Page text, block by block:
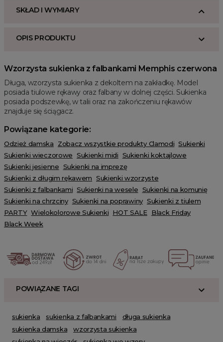
SKŁAD I WYMIARY
OPIS PRODUKTU
Wzorzysta sukienka z falbankami Memphis czerwona
Długa, wzorzysta sukienka z dekoltem na zakładkę. Model
posiada tiulowe rękawy oraz falbany w dolnej części. Sukienka
posiada podszewkę, w talii oraz na zakończeniu rękawów
znajduje się ściągacz.
Powiązane kategorie:
Odzież damska Zobacz wszystkie produkty Clamodi Sukienki
Sukienki wieczorowe Sukienki midi Sukienki koktajlowe
Sukienki jesienne Sukienki na imprezę
Sukienki z długim rękawem Sukienki wzorzyste
Sukienki z falbankami Sukienki na wesele Sukienki na komunię
Sukienki na chrzciny Sukienki na poprawiny Sukienki z tiulem
PARTY Wielokolorowe Sukienki HOT SALE Black Friday
Black Week
POWIĄZANE TAGI
sukienka sukienka z falbankami
długa sukienka
sukienka damska
wzorzysta sukienka